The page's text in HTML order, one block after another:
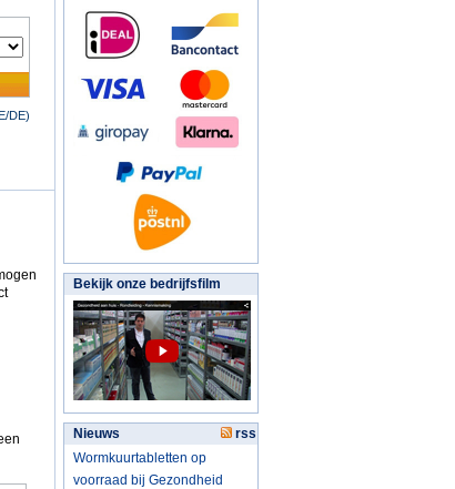
DE)
Bekijk onze bedrijfsfilm
Nieuws
rss
Wormkuurtabletten op
voorraad bij Gezondheid